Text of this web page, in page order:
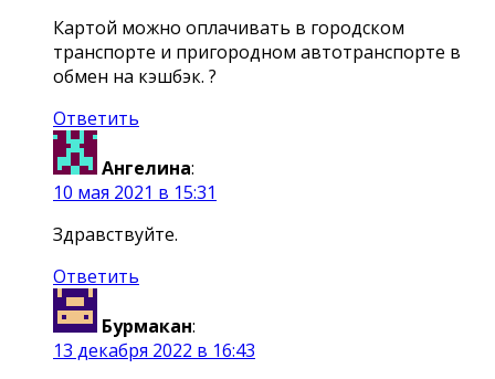
Картой можно оплачивать в городском
транспорте и пригородном автотранспорте в
обмен на кэшбэк. ?
Ответить
Ангелина:
10 мая 2021 в 15:31
Здравствуйте.
Ответить
Бурмакан:
13 декабря 2022 в 16:43